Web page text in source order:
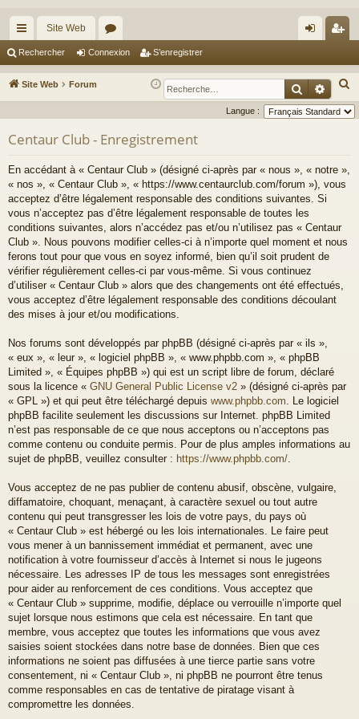
cc
ès
ra
Site Web
or
u
m
ne
xi
nr
eg
r
Rechercher Connexion S’enregistrer
Site Web Forum
e
c
Langue :
Centaur Club - Enregistrement
En accédant à « Centaur Club » (désigné ci-après par « nous », « notre »,
« nos », « Centaur Club », « https://www.centaurclub.com/forum »), vous
acceptez d’être légalement responsable des conditions suivantes. Si
vous n’acceptez pas d’être légalement responsable de toutes les
conditions suivantes, alors n’accédez pas et/ou n’utilisez pas « Centaur
Club ». Nous pouvons modifier celles-ci à n’importe quel moment et nous
ferons tout pour que vous en soyez informé, bien qu’il soit prudent de
vérifier régulièrement celles-ci par vous-même. Si vous continuez
d’utiliser « Centaur Club » alors que des changements ont été effectués,
vous acceptez d’être légalement responsable des conditions découlant
des mises à jour et/ou modifications.
Nos forums sont développés par phpBB (désigné ci-après par « ils »,
« eux », « leur », « logiciel phpBB », « www.phpbb.com », « phpBB
Limited », « Équipes phpBB ») qui est un script libre de forum, déclaré
sous la licence « GNU General Public License v2 » (désigné ci-après par
« GPL ») et qui peut être téléchargé depuis www.phpbb.com . Le logiciel
phpBB facilite seulement les discussions sur Internet. phpBB Limited
n’est pas responsable de ce que nous acceptons ou n’acceptons pas
comme contenu ou conduite permis. Pour de plus amples informations au
sujet de phpBB, veuillez consulter : https://www.phpbb.com/
Vous acceptez de ne pas publier de contenu abusif, obscène, vulgaire,
diffamatoire, choquant, menaçant, à caractère sexuel ou tout autre
contenu qui peut transgresser les lois de votre pays, du pays où
« Centaur Club » est hébergé ou les lois internationales. Le faire peut
vous mener à un bannissement immédiat et permanent, avec une
notification à votre fournisseur d’accès à Internet si nous le jugeons
nécessaire. Les adresses IP de tous les messages sont enregistrées
pour aider au renforcement de ces conditions. Vous acceptez que
« Centaur Club » supprime, modifie, déplace ou verrouille n’importe quel
sujet lorsque nous estimons que cela est nécessaire. En tant que
membre, vous acceptez que toutes les informations que vous avez
saisies soient stockées dans notre base de données. Bien que ces
informations ne soient pas diffusées à une tierce partie sans votre
consentement, ni « Centaur Club », ni phpBB ne pourront être tenus
comme responsables en cas de tentative de piratage visant à
compromettre les données.